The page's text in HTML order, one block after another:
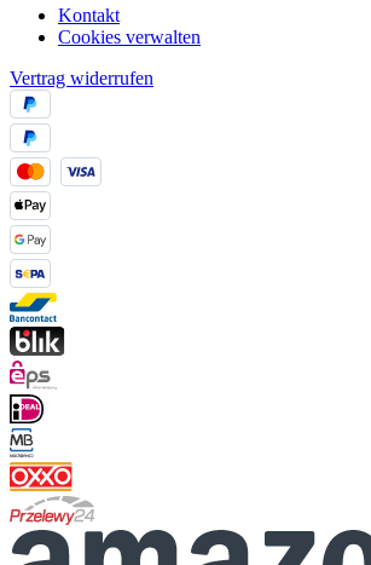
Kontakt
Cookies verwalten
Vertrag widerrufen